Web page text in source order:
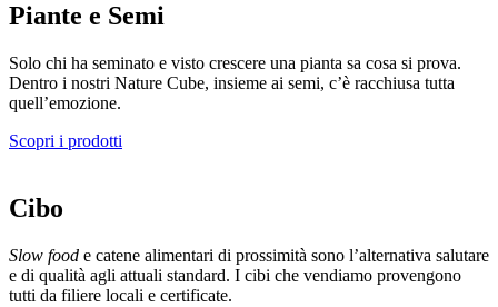
Piante e Semi
Solo chi ha seminato e visto crescere una pianta sa cosa si prova.
Dentro i nostri Nature Cube, insieme ai semi, c’è racchiusa tutta
quell’emozione.
Scopri i prodotti
Cibo
Slow food e catene alimentari di prossimità sono l’alternativa salutare
e di qualità agli attuali standard. I cibi che vendiamo provengono
tutti da filiere locali e certificate.